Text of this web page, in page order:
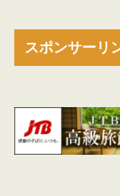
スポンサーリ